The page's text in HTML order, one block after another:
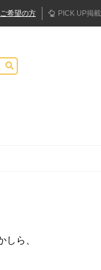
希望の方 PICK UP掲載
しら、